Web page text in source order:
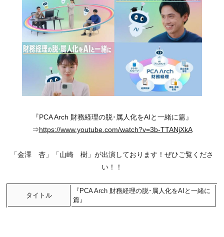
『PCA Arch 財務経理の脱･属人化をAIと一緒に篇』
⇒https://www.youtube.com/watch?v=3b-TTANjXkA
「金澤 杏」「山崎 樹」が出演しております！ぜひご覧くださ
い！！
タイトル
『PCA Arch 財務経理の脱･属人化をAIと一緒に
篇』